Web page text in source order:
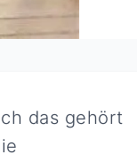
das gehört